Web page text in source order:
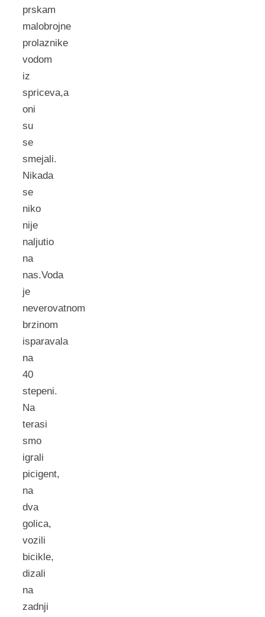
prskam
malobrojne
prolaznike
vodom
iz
spriceva,a
oni
su
se
smejali.
Nikada
se
niko
nije
naljutio
na
nas.Voda
je
neverovatnom
brzinom
isparavala
na
40
stepeni.
Na
terasi
smo
igrali
picigent,
na
dva
golica,
vozili
bicikle,
dizali
na
zadnji